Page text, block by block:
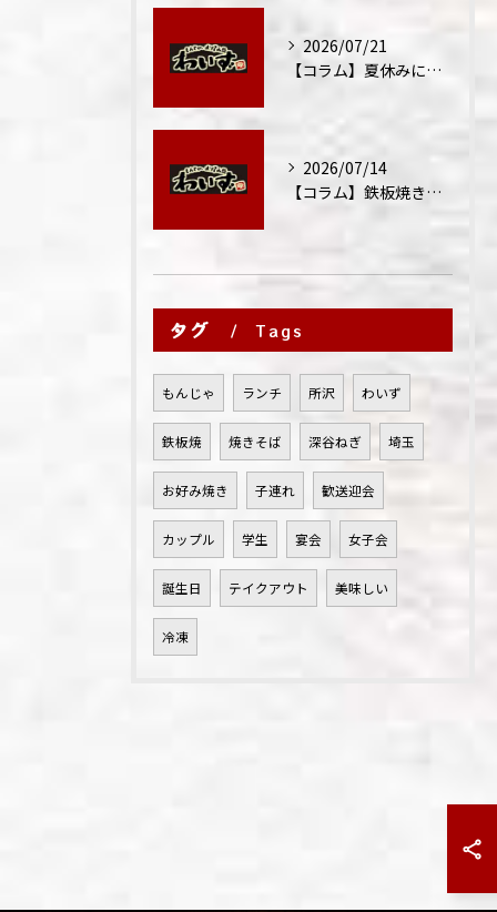
2026/07/21
【コラム】夏休みに家族外食が増える理由
2026/07/14
【コラム】鉄板焼きが"コミュニケーション飯"と呼ばれる理由
タグ Tags
もんじゃ ランチ 所沢 わいず
鉄板焼 焼きそば 深谷ねぎ 埼玉
お好み焼き 子連れ 歓送迎会
カップル 学生 宴会 女子会
誕生日 テイクアウト 美味しい
冷凍